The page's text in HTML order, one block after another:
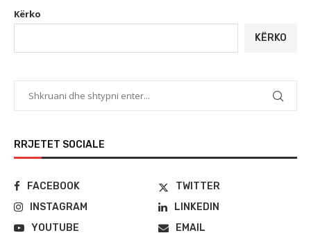
Kërko
KËRKO
RRJETET SOCIALE
FACEBOOK
TWITTER
INSTAGRAM
LINKEDIN
YOUTUBE
EMAIL